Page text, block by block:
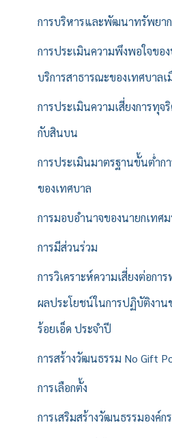
การบริหารและพัฒนาทรัพยา
การประเมินความพึงพอใจขอ
บริการสาธารณะของเทศบาลเ
การประเมินความเสี่ยงการทุจ
กับสินบน
การประเมินมาตรฐานขั้นต่ำก
ของเทศบาล
การมอบอำนาจของนายกเทศ
การมีส่วนร่วม
การวิเคราะห์ความเสี่ยงต่อกา
ผลประโยชน์ในการปฏิบัติงาน
ร้อยเอ็ด ประจำปี
การสร้างวัฒนธรรม No Gift
การเลือกตั้ง
การเสริมสร้างวัฒนธรรมองค์กร